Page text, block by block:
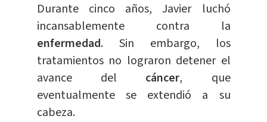
Durante cinco años, Javier luchó
incansablemente contra la
enfermedad. Sin embargo, los
tratamientos no lograron detener el
avance del cáncer, que
eventualmente se extendió a su
cabeza.